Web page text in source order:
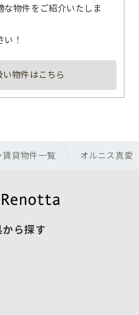
物件をご紹介いたしま
！
物件はこちら
貸物件一覧 オルニス真愛
ら探す